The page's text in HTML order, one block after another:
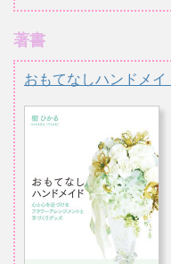
著書
おもてなしハンドメイ